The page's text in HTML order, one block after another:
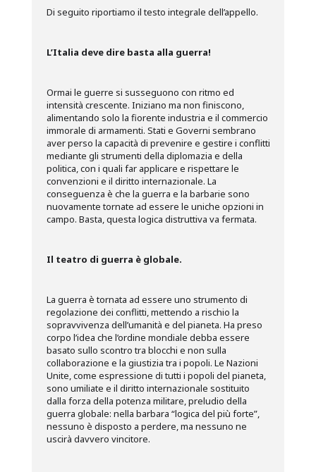
Di seguito riportiamo il testo integrale dell’appello.
L’Italia deve dire basta alla guerra!
Ormai le guerre si susseguono con ritmo ed
intensità crescente. Iniziano ma non finiscono,
alimentando solo la fiorente industria e il commercio
immorale di armamenti. Stati e Governi sembrano
aver perso la capacità di prevenire e gestire i conflitti
mediante gli strumenti della diplomazia e della
politica, con i quali far applicare e rispettare le
convenzioni e il diritto internazionale. La
conseguenza è che la guerra e la barbarie sono
nuovamente tornate ad essere le uniche opzioni in
campo. Basta, questa logica distruttiva va fermata.
Il teatro di guerra è globale.
La guerra è tornata ad essere uno strumento di
regolazione dei conflitti, mettendo a rischio la
sopravvivenza dell’umanità e del pianeta. Ha preso
corpo l’idea che l’ordine mondiale debba essere
basato sullo scontro tra blocchi e non sulla
collaborazione e la giustizia tra i popoli. Le Nazioni
Unite, come espressione di tutti i popoli del pianeta,
sono umiliate e il diritto internazionale sostituito
dalla forza della potenza militare, preludio della
guerra globale: nella barbara “logica del più forte”,
nessuno è disposto a perdere, ma nessuno ne
uscirà davvero vincitore.